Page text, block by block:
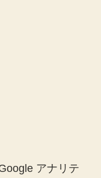
アナリテ